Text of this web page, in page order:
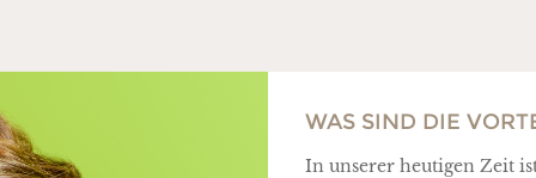
WAS SIND DIE
In unserer heutigen Zeit